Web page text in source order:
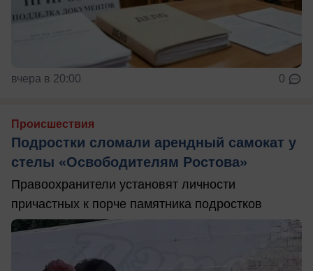
вчера в 20:00 0
Происшествия
Подростки сломали арендный самокат у
стелы «Освободителям Ростова»
Правоохранители установят личности
причастных к порче памятника подростков